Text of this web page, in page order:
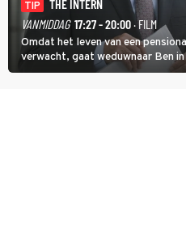
TIP
THE INTERN
VANMIDDAG 17:27 - 20:00· FILM
Omdat het leven van een
verwacht, gaat weduwnaar Ben
bij de hippe webwinkel van